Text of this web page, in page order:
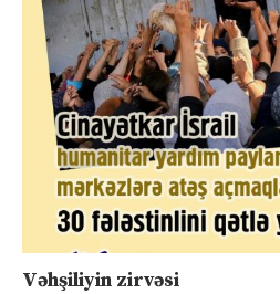
Vəhşiliyin zirvəsi